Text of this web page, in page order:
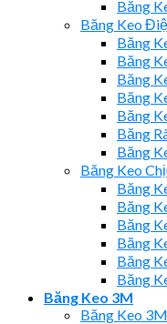
Băng
Băng Keo
Băng
Băng
Băng
Băng
Băng
Băng
Băng
Băng Keo
Băng
Băng
Băng
Băng
Băng
Băng
Băng Keo 3M
Băng Keo 3M